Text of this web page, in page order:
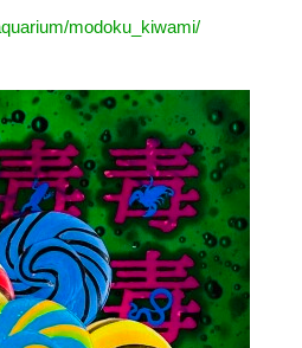
modoku_kiwami/